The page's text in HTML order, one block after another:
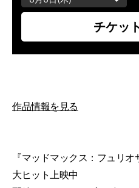
作品情報を見る
『マッドマックス：フュリオ
大ヒット上映中